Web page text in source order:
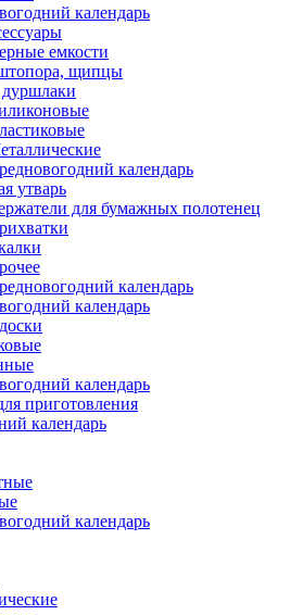
календарь
емкости
щипцы
календарь
утварь
для бумажных полотенец
календарь
календарь
календарь
приготовления
календарь
календарь